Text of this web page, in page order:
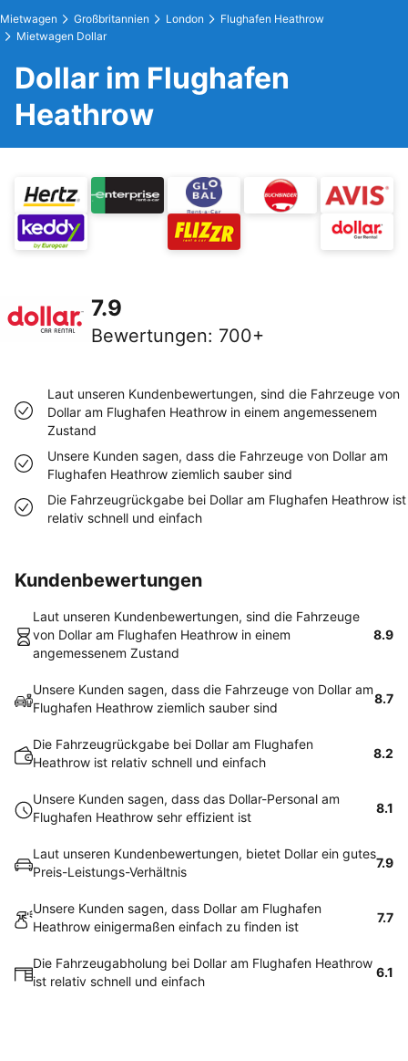
Mietwagen Großbritannien London
Flughafen Heathrow
Mietwagen Dollar
Dollar im Flughafen
Heathrow
7.9
Bewertungen: 700+
Laut unseren Kundenbewertungen, sind die Fahrzeuge von
Dollar am Flughafen Heathrow in einem angemessenem
Zustand
Unsere Kunden sagen, dass die Fahrzeuge von Dollar am
Flughafen Heathrow ziemlich sauber sind
Die Fahrzeugrückgabe bei Dollar am Flughafen Heathrow ist
relativ schnell und einfach
Kundenbewertungen
Laut unseren Kundenbewertungen, sind die Fahrzeuge
von Dollar am Flughafen Heathrow in einem
angemessenem Zustand
8.9
Unsere Kunden sagen, dass die Fahrzeuge von Dollar am
Flughafen Heathrow ziemlich sauber sind
8.7
Die Fahrzeugrückgabe bei Dollar am Flughafen
Heathrow ist relativ schnell und einfach
8.2
Unsere Kunden sagen, dass das Dollar-Personal am
Flughafen Heathrow sehr effizient ist
8.1
Laut unseren Kundenbewertungen, bietet Dollar ein gutes
Preis-Leistungs-Verhältnis
7.9
Unsere Kunden sagen, dass Dollar am Flughafen
Heathrow einigermaßen einfach zu finden ist
7.7
Die Fahrzeugabholung bei Dollar am Flughafen Heathrow
ist relativ schnell und einfach
6.1